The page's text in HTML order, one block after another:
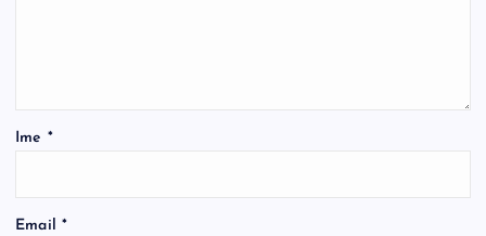
Ime *
Email *